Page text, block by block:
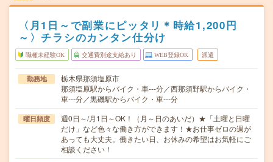
〈月1日～で副業にピッタリ＊時給1,200円
～〉チラシのカンタン仕分け
職種未経験OK 交通費別途支給あり WEB登録OK 派遣
勤務地
栃木県那須塩原市
那須塩原駅からバイク・車---分／西那須野駅からバイク・
車---分／黒磯駅からバイク・車---分
曜日頻度
週0日～/月1日～OK！（月～日のあいだ）★「土曜と日曜
だけ」など色々な働き方ができます！★お仕事ゼロの週が
あっても大丈夫。働きたい日、お休みの希望はお気軽にご
相談ください！